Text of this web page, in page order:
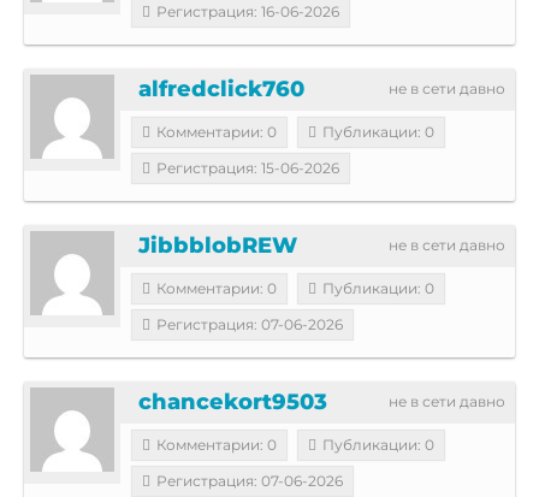
Регистрация: 16-06-2026
не в сети давно
alfredclick760
Комментарии: 0
Публикации: 0
Регистрация: 15-06-2026
не в сети давно
JibbblobREW
Комментарии: 0
Публикации: 0
Регистрация: 07-06-2026
не в сети давно
chancekort9503
Комментарии: 0
Публикации: 0
Регистрация: 07-06-2026